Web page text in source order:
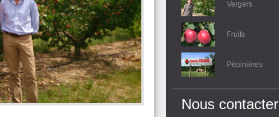
Vergers
Fruits
Pépinières
Nous contacter